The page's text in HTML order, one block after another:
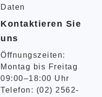
Daten
Kontaktieren Sie
uns
Öffnungszeiten:
Montag bis Freitag
09:00–18:00 Uhr
Telefon: (02) 2562-